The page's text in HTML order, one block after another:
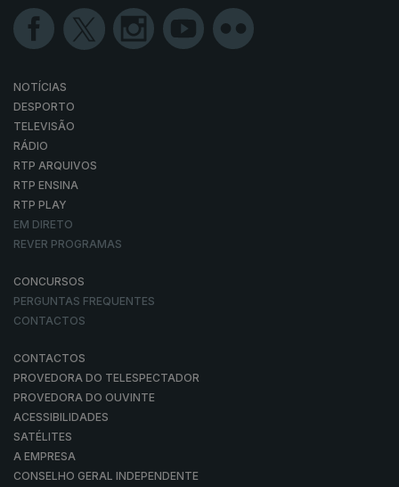
NOTÍCIAS
DESPORTO
TELEVISÃO
RÁDIO
RTP ARQUIVOS
RTP ENSINA
RTP PLAY
EM DIRETO
REVER PROGRAMAS
CONCURSOS
PERGUNTAS FREQUENTES
CONTACTOS
CONTACTOS
PROVEDORA DO TELESPECTADOR
PROVEDORA DO OUVINTE
ACESSIBILIDADES
SATÉLITES
A EMPRESA
CONSELHO GERAL INDEPENDENTE